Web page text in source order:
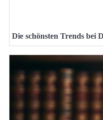
Die schönsten Trends bei